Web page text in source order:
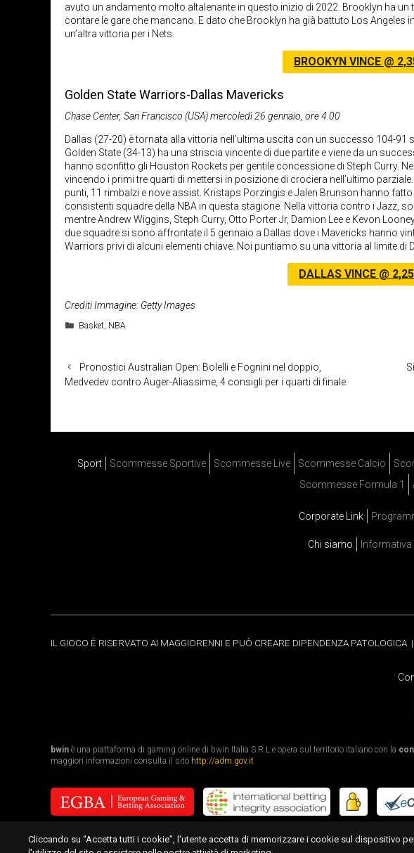
avuto un andamento molto altalenante in questo inizio di 2022. Brooklyn ha un
contare le gare che mancano. E dato che Brooklyn ha già battuto Los
un’altra vittoria per i Nets.
BROOKYN VINCE @
Golden State Warriors-Dallas Mavericks
Chase Center, San Francisco (USA) mercoledì 26 gennaio, ore 4.00
Dallas (27-20) è tornata alla vittoria nell’ultima uscita con un successo 104-91
Golden State (34-13) ha una striscia vincente di due partite e viene da un
hanno sconfitto gli Houston Rockets per gentile concessione di Steph Curry.
vincendo i primi tre quarti di mettersi in posizione di crociera nell’ultimo
punti, 11 rimbalzi e nove assist. Kristaps Porzingis e Jalen Brunson hanno
consistenti squadre della NBA in questa stagione. Nella vittoria contro i Jazz,
mentre Andrew Wiggins, Steph Curry, Otto Porter Jr, Damion Lee e Kevon
due squadre si sono affrontate il 5 gennaio a Dallas dove i Mavericks hanno
Warriors privi di alcuni elementi chiave. Noi puntiamo su una vittoria al limite di
DALLAS VINCE @ 2,25
Crediti Immagine: Getty Images
Categorie
Basket, NBA
Pronostici Australian Open: Bolelli e Fognini nel doppio,
Medvedev contro Auger-Aliassime, 4 consigli per i quarti di finale
Sport Scommesse Sportive Scommesse Live Scommesse Calcio
Scommesse Formula 1
Corporate Link
Chi siamo
IL GIOCO È RISERVATO AI MAGGIORENNI E PUÒ CREARE DIPENDENZA PATOLOGICA. |
bwin è una piattaforma di gaming online di bwin Italia S.R.L e opera sul territorio italiano con la
maggiori informazioni consulta il sito http://adm.gov.it
Cliccando su “Accetta tutti i cookie”, l'utente accetta di memorizzare i cookie sul dispositivo